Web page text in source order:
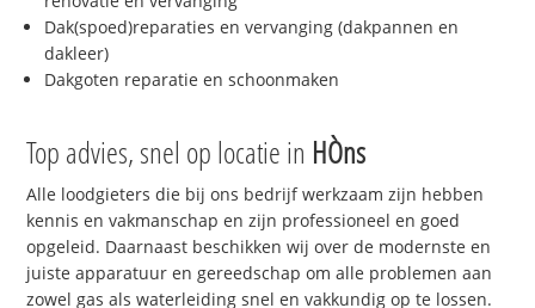
Dak(spoed)reparaties en vervanging (dakpannen en
dakleer)
Dakgoten reparatie en schoonmaken
Top advies, snel op locatie in HÒns
Alle loodgieters die bij ons bedrijf werkzaam zijn hebben
kennis en vakmanschap en zijn professioneel en goed
opgeleid. Daarnaast beschikken wij over de modernste en
juiste apparatuur en gereedschap om alle problemen aan
zowel gas als waterleiding snel en vakkundig op te lossen.